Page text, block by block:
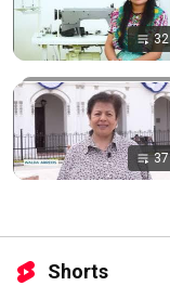
32
37
Shorts